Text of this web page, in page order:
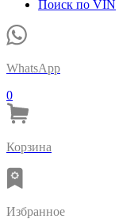
Поиск по VIN
WhatsApp
0
Корзина
Избранное